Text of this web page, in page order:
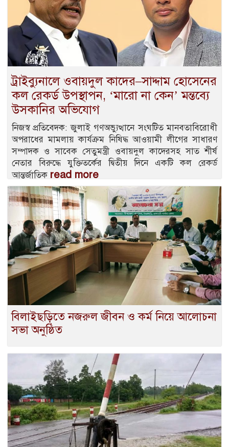
ট্রাইব্যুনালে ওবায়দুল কাদের–সাদ্দাম হোসেনের
কল রেকর্ড উপস্থাপন, ‘মারো না কেন’ মন্তব্যে
উসকানির অভিযোগ
নিজস্ব প্রতিবেদক: জুলাই গণঅভ্যুত্থানে সংঘটিত মানবতাবিরোধী
অপরাধের মামলায় কার্যক্রম নিষিদ্ধ আওয়ামী লীগের সাধারণ
সম্পাদক ও সাবেক সেতুমন্ত্রী ওবায়দুল কাদেরসহ সাত শীর্ষ
নেতার বিরুদ্ধে যুক্তিতর্কের দ্বিতীয় দিনে একটি কল রেকর্ড
আন্তর্জাতিক read more
বিলাইছড়িতে নজরুল জীবন ও কর্ম নিয়ে আলোচনা
সভা অনুষ্ঠিত